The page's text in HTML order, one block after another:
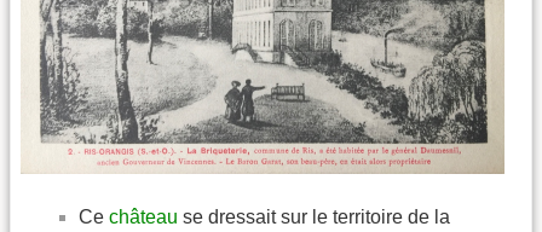
Ce château se dressait sur le territoire de la